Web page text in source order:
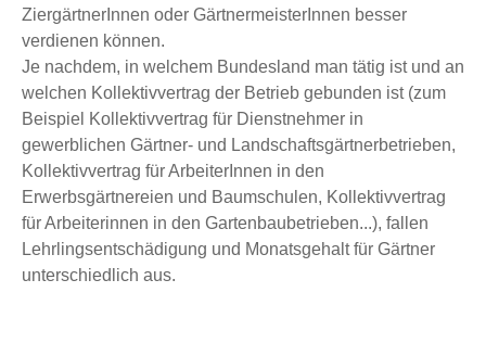
ZiergärtnerInnen oder GärtnermeisterInnen besser
verdienen können.
Je nachdem, in welchem Bundesland man tätig ist und an
welchen Kollektivvertrag der Betrieb gebunden ist (zum
Beispiel Kollektivvertrag für Dienstnehmer in
gewerblichen Gärtner- und Landschaftsgärtnerbetrieben,
Kollektivvertrag für ArbeiterInnen in den
Erwerbsgärtnereien und Baumschulen, Kollektivvertrag
für Arbeiterinnen in den Gartenbaubetrieben...), fallen
Lehrlingsentschädigung und Monatsgehalt für Gärtner
unterschiedlich aus.